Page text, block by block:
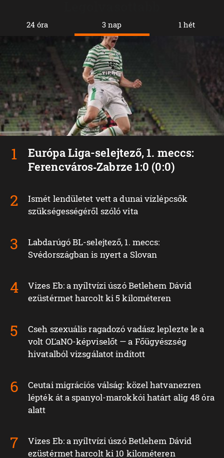
24 óra 3 nap
Európa Liga-selejtező, 1. meccs:
Ferencváros‑Zabrze 1:0 (0:0)
Ismét lendületet vett a dunai vízlépcsők
szükségességéről szóló vita
Labdarúgó BL-selejtező, 1. meccs:
Svédországban is nyert a Slovan
Vizes Eb: a nyíltvízi úszó Betlehem Dávid
ezüstérmet harcolt ki 5 kilométeren
Cseh szexuális ragadozó vadász leplezte le a
volt OĽaNO-képviselőt — a Főügyészség
hivatalból vizsgálatot indított
Ceutai migrációs válság: közel hatvanezren
lépték át a spanyol-marokkói határt alig 48 óra
alatt
Vizes Eb: a nyíltvízi úszó Betlehem Dávid
ezüstérmet harcolt ki 10 kilométeren
1 hét